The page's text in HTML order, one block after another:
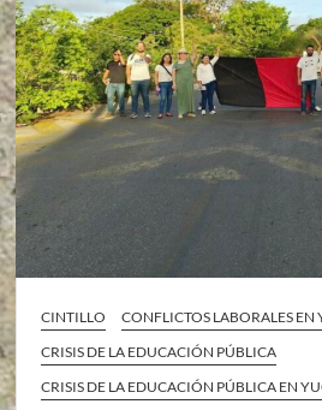
CINTILLO
CONFLICTOS LABORALES EN
CRISIS DE LA EDUCACIÓN PÚBLICA
CRISIS DE LA EDUCACIÓN PÚBLICA EN